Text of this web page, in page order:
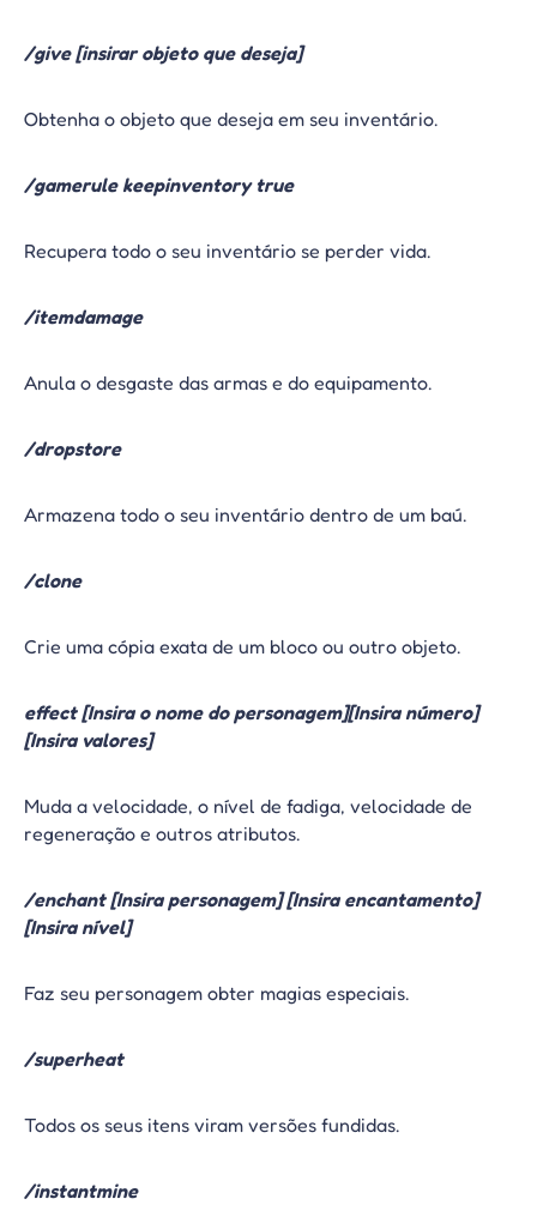
/give [insirar objeto que deseja]
Obtenha o objeto que deseja em seu inventário.
/gamerule keepinventory true
Recupera todo o seu inventário se perder vida.
/itemdamage
Anula o desgaste das armas e do equipamento.
/dropstore
Armazena todo o seu inventário dentro de um baú.
/clone
Crie uma cópia exata de um bloco ou outro objeto.
effect [Insira o nome do personagem][Insira número]
[Insira valores]
Muda a velocidade, o nível de fadiga, velocidade de
regeneração e outros atributos.
/enchant [Insira personagem] [Insira encantamento]
[Insira nível]
Faz seu personagem obter magias especiais.
/superheat
Todos os seus itens viram versões fundidas.
/instantmine